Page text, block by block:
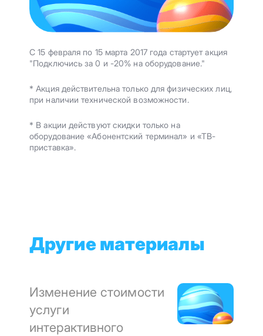
С 15 февраля по 15 марта 2017 года стартует акция
"Подключись за 0 и -20% на оборудование."
* Акция действительна только для физических лиц,
при наличии технической возможности.
* В акции действуют скидки только на
оборудование «Абонентский терминал» и «ТВ-
приставка».
Другие материалы
Изменение стоимости
услуги
интерактивного